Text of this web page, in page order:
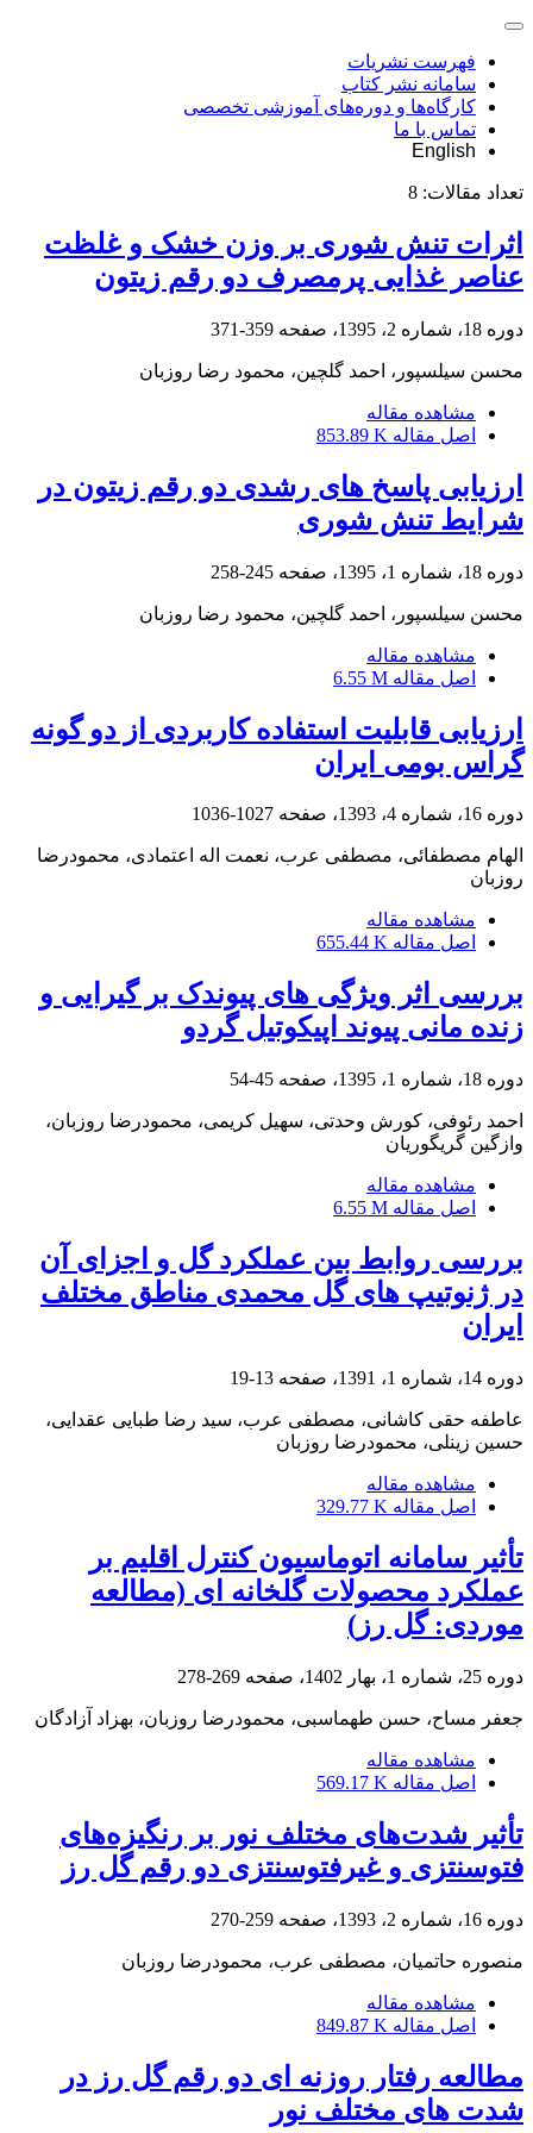
فهرست نشریات
سامانه نشر کتاب
کارگاه‌ها و دوره‌های آموزشی تخصصی
تماس با ما
English
تعداد مقالات: 8
اثرات تنش شوری بر وزن خشک و غلظت
عناصر غذایی پرمصرف دو رقم زیتون
دوره 18، شماره 2، 1395، صفحه 359-371
محسن سیلسپور، احمد گلچین، محمود رضا روزبان
مشاهده مقاله
اصل مقاله 853.89 K
ارزیابی پاسخ های رشدی دو رقم زیتون در
شرایط تنش شوری
دوره 18، شماره 1، 1395، صفحه 245-258
محسن سیلسپور، احمد گلچین، محمود رضا روزبان
مشاهده مقاله
اصل مقاله 6.55 M
ارزیابی قابلیت استفاده کاربردی از دو گونه
گراس بومی ایران
دوره 16، شماره 4، 1393، صفحه 1027-1036
الهام مصطفائی، مصطفی عرب، نعمت اله اعتمادی، محمودرضا
روزبان
مشاهده مقاله
اصل مقاله 655.44 K
بررسی اثر ویژگی های پیوندک بر گیرایی و
زنده مانی پیوند اپیکوتیل گردو
دوره 18، شماره 1، 1395، صفحه 45-54
احمد رئوفی، کورش وحدتی، سهیل کریمی، محمودرضا روزبان،
وازگین گریگوریان
مشاهده مقاله
اصل مقاله 6.55 M
بررسی روابط بین عملکرد گل و اجزای آن
در ژنوتیپ های گل محمدی مناطق مختلف
ایران
دوره 14، شماره 1، 1391، صفحه 13-19
عاطفه حقی کاشانی، مصطفی عرب، سید رضا طبایی عقدایی،
حسین زینلی، محمودرضا روزبان
مشاهده مقاله
اصل مقاله 329.77 K
تأثیر سامانه اتوماسیون کنترل اقلیم بر
عملکرد محصولات گلخانه ای (مطالعه
موردی: گل رز)
دوره 25، شماره 1، بهار 1402، صفحه 269-278
جعفر مساح، حسن طهماسبی، محمودرضا روزبان، بهزاد آزادگان
مشاهده مقاله
اصل مقاله 569.17 K
تأثیر شدت‌های مختلف نور بر رنگیزه‌های
فتوسنتزی و غیرفتوسنتزی دو رقم گل رز
دوره 16، شماره 2، 1393، صفحه 259-270
منصوره حاتمیان، مصطفی عرب، محمودرضا روزبان
مشاهده مقاله
اصل مقاله 849.87 K
مطالعه رفتار روزنه ای دو رقم گل رز در
شدت های مختلف نور